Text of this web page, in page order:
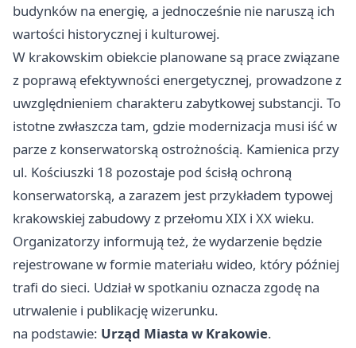
budynków na energię, a jednocześnie nie naruszą ich
wartości historycznej i kulturowej.
W krakowskim obiekcie planowane są prace związane
z poprawą efektywności energetycznej, prowadzone z
uwzględnieniem charakteru zabytkowej substancji. To
istotne zwłaszcza tam, gdzie modernizacja musi iść w
parze z konserwatorską ostrożnością. Kamienica przy
ul. Kościuszki 18 pozostaje pod ścisłą ochroną
konserwatorską, a zarazem jest przykładem typowej
krakowskiej zabudowy z przełomu XIX i XX wieku.
Organizatorzy informują też, że wydarzenie będzie
rejestrowane w formie materiału wideo, który później
trafi do sieci. Udział w spotkaniu oznacza zgodę na
utrwalenie i publikację wizerunku.
na podstawie: Urząd Miasta w Krakowie.